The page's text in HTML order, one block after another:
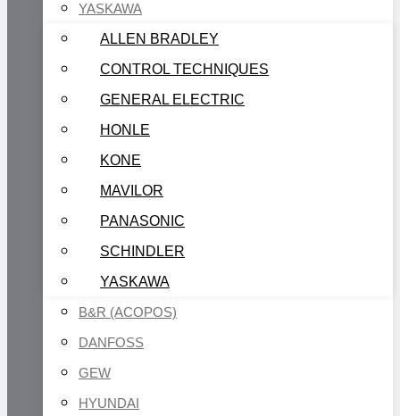
YASKAWA
ALLEN BRADLEY
CONTROL TECHNIQUES
GENERAL ELECTRIC
HONLE
KONE
MAVILOR
PANASONIC
SCHINDLER
YASKAWA
B&R (ACOPOS)
DANFOSS
GEW
HYUNDAI